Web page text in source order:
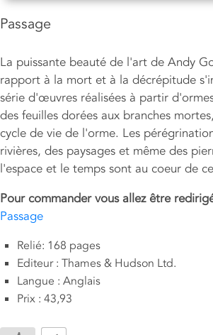
Passage
La puissante beauté de l'art de Andy
rapport à la mort et à la décrépitude
série d'œuvres réalisées à partir
des feuilles dorées aux branches
cycle de vie de l'orme. Les
rivières, des paysages et même des
l'espace et le temps sont au coeur de
Pour commander vous allez être
Passage
Relié: 168 pages
Editeur : Thames & Hudson Ltd.
Langue : Anglais
Prix : 43,93